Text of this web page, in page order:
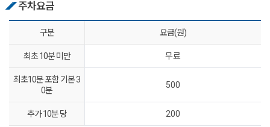
주차요금
구분 요금(원)
최초 10분 미만 무료
최초10분 포함 기본 3
0분
500
추가 10분 당 200